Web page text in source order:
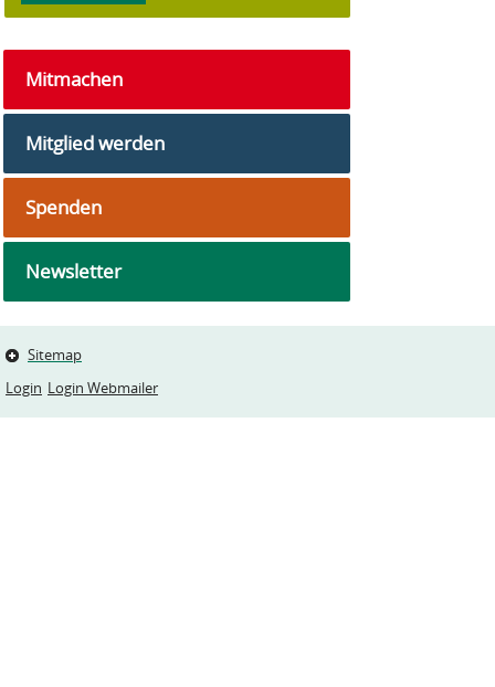
Mitmachen
Mitglied werden
Spenden
Newsletter
Sitemap
Login Login Webmailer